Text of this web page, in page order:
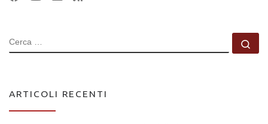
CERCA
ARTICOLI RECENTI